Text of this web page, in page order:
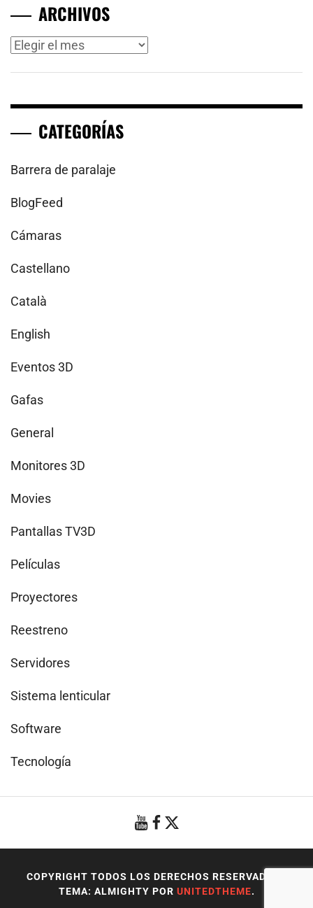
ARCHIVOS
Archivos
CATEGORÍAS
Barrera de paralaje
BlogFeed
Cámaras
Castellano
Català
English
Eventos 3D
Gafas
General
Monitores 3D
Movies
Pantallas TV3D
Películas
Proyectores
Reestreno
Servidores
Sistema lenticular
Software
Tecnología
COPYRIGHT TODOS LOS DERECHOS RESERVADOS
TEMA: ALMIGHTY POR UNITEDTHEME.